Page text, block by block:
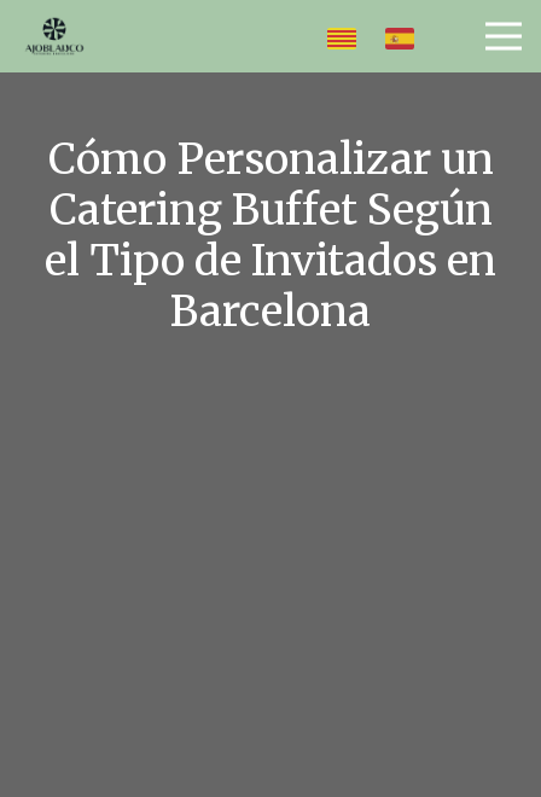
Cómo Personalizar un
Catering Buffet Según
el Tipo de Invitados en
Barcelona